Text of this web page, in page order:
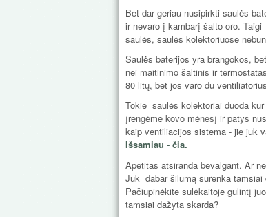
Bet dar geriau nusipirkti saulės
ir nevaro į kambarį šalto oro.
saulės, saulės kolektoriuose
Saulės baterijos yra brangokos,
nei maitinimo šaltinis ir
80 litų, bet jos varo du
Tokie saulės kolektoriai duoda
įrengėme kovo mėnesį ir patys
kaip ventiliacijos sistema - jie juk
Išsamiau - čia.
Apetitas atsiranda bevalgant. Ar
Juk dabar šilumą surenka
Pačiupinėkite sulėkaitoje gulintį
tamsiai dažyta skarda?